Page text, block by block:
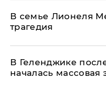
В семье Лионеля
трагедия
В Геленджике
началась массовая